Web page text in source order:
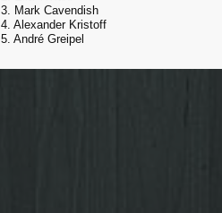
3. Mark Cavendish
4. Alexander Kristoff
5. André Greipel